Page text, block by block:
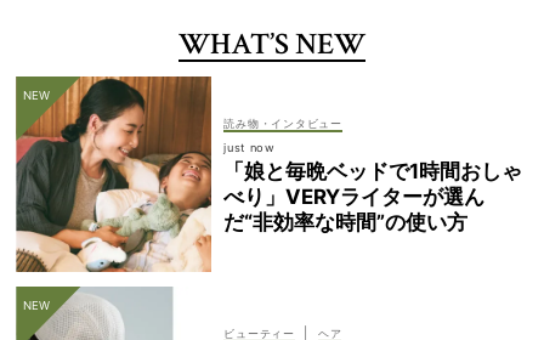
WHAT’S NEW
読み物・インタビュー
just now
「娘と毎晩ベッドで1時間おしゃ
べり」VERYライターが選ん
だ“非効率な時間”の使い方
ビューティー
ヘア